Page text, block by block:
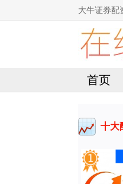
大牛证券配
首页
十大